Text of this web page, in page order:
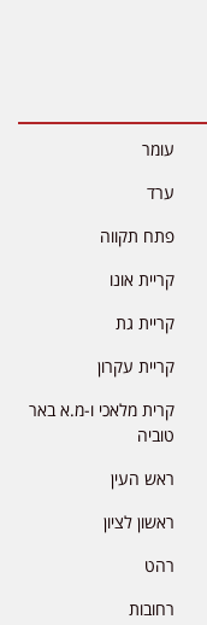
עומר
ערד
פתח תקווה
קריית אונו
קריית גת
קריית עקרון
קרית מלאכי ו-מ.א באר
טוביה
ראש העין
ראשון לציון
רהט
רחובות